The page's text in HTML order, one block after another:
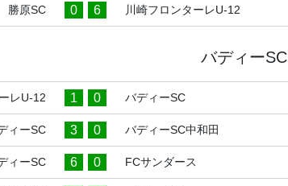
勝原SC 0 6 川崎フロンターレU-12
バディーSC
レU-12 1 0 バディーSC
ィーSC 3 0 バディーSC中和田
ィーSC 6 0 FCサンダース